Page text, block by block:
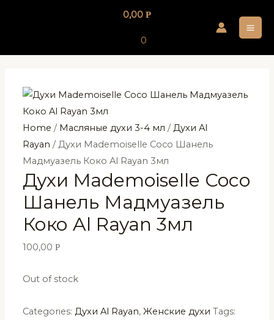
0,00 Р
0
Home / Масляные духи 3-4 мл /Духи Al
Rayan / Духи Mademoiselle Coco Шанель
Мадмуазель Коко Al Rayan 3мл
Духи Mademoiselle Coco
Шанель Мадмуазель
Коко Al Rayan 3мл
100,00Р
Out of stock
Categories:Духи Al Rayan,Женские духи Tags: